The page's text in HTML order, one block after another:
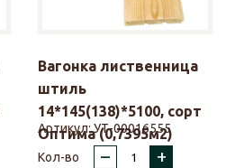
Вагонка лиственница
штиль
14*145(138)*5100, сорт
Оптима (0,7395м2)
Артикул:УТ-00016555
Кол-во
– +